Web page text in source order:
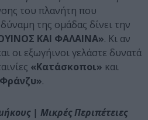
του πλανήτη που
της ομάδας δίνει την
ΚΑΙ ΦΑΛΑΙΝΑ». Κι αν
οι εξωγήινοι γελάστε δυνατά
«Κατάσκοποι» και
.
| Μικρές Περιπέτειες